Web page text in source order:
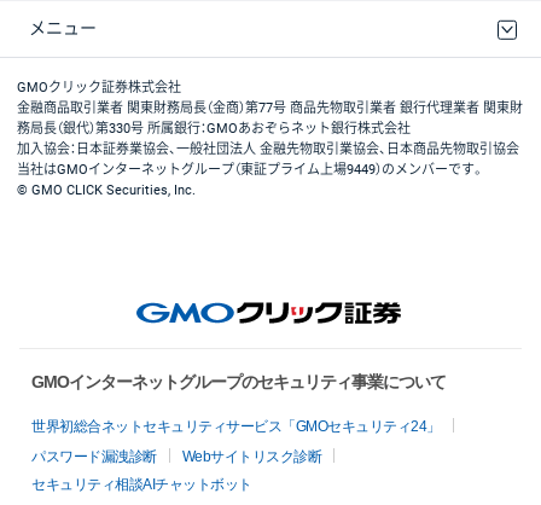
メニュー
取引規程・約款
最良執行方針
ディスクレイマー
リスク説明
GMOクリック証券ホームページ
GMOクリック証券株式会社
金融商品取引業者 関東財務局長（金商）第77号 商品先物取引業者 銀行代理業者 関東財
務局長（銀代）第330号 所属銀行：GMOあおぞらネット銀行株式会社
加入協会：日本証券業協会、一般社団法人 金融先物取引業協会、日本商品先物取引協会
当社はGMOインターネットグループ（東証プライム上場9449）のメンバーです。
© GMO CLICK Securities, Inc.
GMOインターネットグループのセキュリティ事業について
世界初総合ネットセキュリティサービス「GMOセキュリティ24」
パスワード漏洩診断
Webサイトリスク診断
セキュリティ相談AIチャットボット